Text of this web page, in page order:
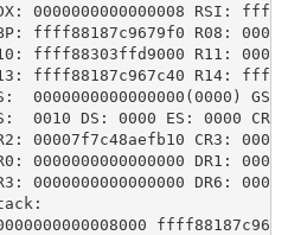
0000000000000008 RSI:
ffff88187c9679f0 R08:
ffff88303ffd9000 R11:
ffff88187c967c40 R14:
0000000000000000(0000)
0010 DS: 0000 ES: 0000 CR0:
00007f7c48aefb10 CR3:
0000000000000000 DR1:
0000000000000000 DR6: